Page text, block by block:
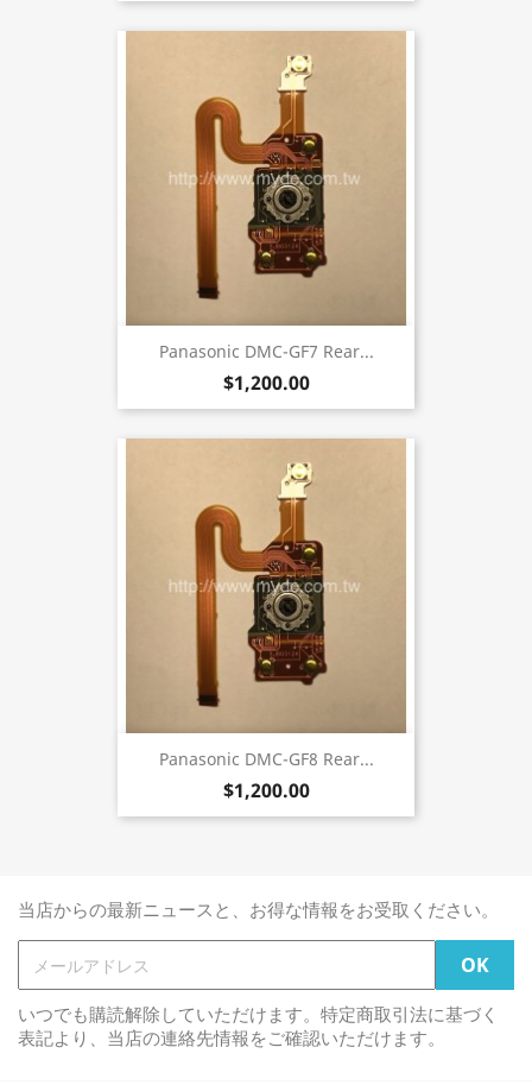
Panasonic DMC-GF7 Rear...
$1,200.00
Panasonic DMC-GF8 Rear...
$1,200.00
当店からの最新ニュースと、お得な情報をお受取ください。
いつでも購読解除していただけます。特定商取引法に基づく
表記より、当店の連絡先情報をご確認いただけます。